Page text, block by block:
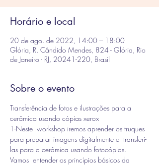
Horário e local
20 de ago. de 2022, 14:00 – 18:00
Glória, R. Cândido Mendes, 824 - Glória, Rio
de Janeiro - RJ, 20241-220, Brasil
Sobre o evento
Transferência de fotos e ilustrações para a
cerâmica usando cópias xerox
1-Neste  workshop iremos aprender os truques
para preparar imagens digitalmente e  transferí-
las para a cerâmica usando fotocópias.
Vamos  entender os princípios básicos da